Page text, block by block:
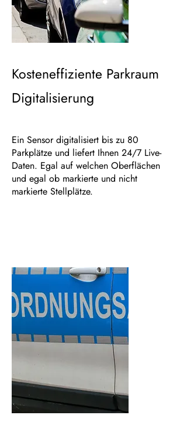
Kosteneffiziente Parkraum
Digitalisierung
Ein Sensor digitalisiert bis zu 80
Parkplätze und liefert Ihnen 24/7 Live-
Daten. Egal auf welchen Oberflächen
und egal ob markierte und nicht
markierte Stellplätze.